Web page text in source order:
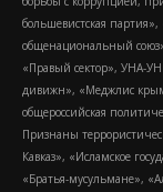
большевистская
общенациональный
«Правый сектор», УНА-
дивижн», «Меджлис
общероссийская
Признаны
Кавказ», «Исламское
«Братья-мусульмане»,